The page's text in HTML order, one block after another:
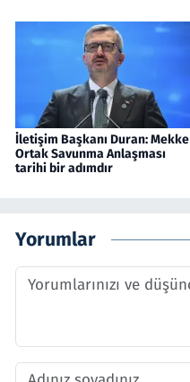
İletişim Başkanı Duran: Mekke
Ortak Savunma Anlaşması
tarihi bir adımdır
Yorumlar